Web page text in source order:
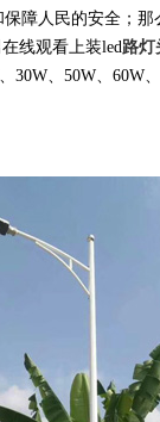
障人民的安全；
线观看上装led路灯
30W、50W、60W